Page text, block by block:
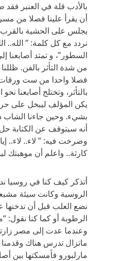
بالأدب قلة في العنبر فقد
أن يقرأ علينا فصلا من
يجلس على الحشية بالقرب
نردد مع كل كلمة: ” الله..
السطور”، و تمتد أصابعنا
من شدة التأثر بالفن.
فصلا واحدا من ست
بالتأثر، وتختلج أصابعنا
يكن المؤلف ليبخل على
بشيء. وحين جاءنا الشاب
أنه سيتوقف عن الكتابة حل
وصرخت فيه: ” لاء.. لاء..
كارثة.. واعلم أن
أتذكر كيف كنا في روسيا
الروسية وكانت سيئة
نضع العلب قبل أن
الرطوبة أو كما كنا نقول:
وعندما عدت إلى مصر
ماتزال تدرس هناك وقدمنا
مارلبورو فأمسكتها بين